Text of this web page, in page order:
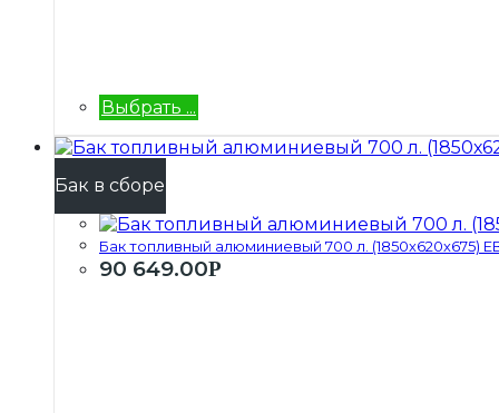
Выбрать ...
Бак в сборе
Бак топливный алюминиевый 700 л. (1850х620х675)
90 649.00Р